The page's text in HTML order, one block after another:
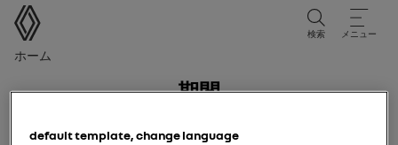
ユーザーマニュアル
検索 メニュー
パンくずリスト
ホーム
期間
default template, change language